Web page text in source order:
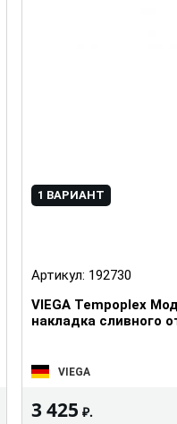
1 ВАРИАНТ
Артикул: 192730
VIEGA Tempoplex
накладка сливного
VIEGA
3 425 ₽.